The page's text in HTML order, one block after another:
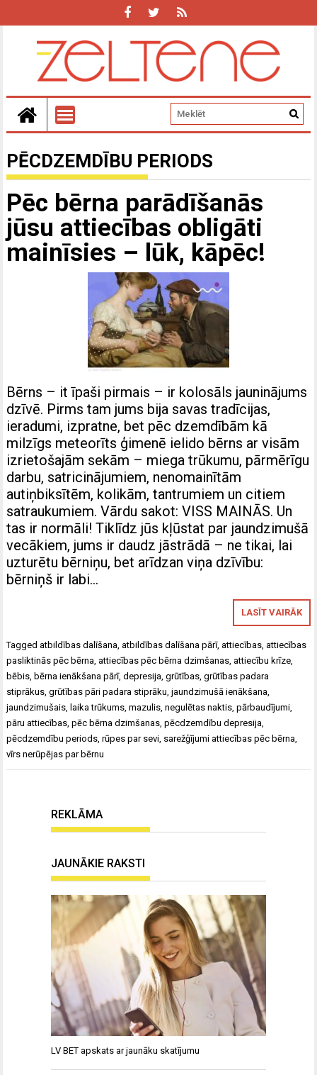
PĒCDZEMDĪBU PERIODS
Pēc bērna parādīšanās
jūsu attiecības obligāti
mainīsies – lūk, kāpēc!
Bērns – it īpaši pirmais – ir kolosāls jauninājums
dzīvē. Pirms tam jums bija savas tradīcijas,
ieradumi, izpratne, bet pēc dzemdībām kā
milzīgs meteorīts ģimenē ielido bērns ar visām
izrietošajām sekām – miega trūkumu, pārmērīgu
darbu, satricinājumiem, nenomainītām
autiņbiksītēm, kolikām, tantrumiem un citiem
satraukumiem. Vārdu sakot: VISS MAINĀS. Un
tas ir normāli! Tiklīdz jūs kļūstat par jaundzimušā
vecākiem, jums ir daudz jāstrādā – ne tikai, lai
uzturētu bērniņu, bet arīdzan viņa dzīvību:
bērniņš ir labi…
LASĪT VAIRĀK
Taggedatbildības dalīšana ,atbildības dalīšana pārī,attiecības ,attiecības
pasliktinās pēc bērna ,attiecības pēc bērna dzimšanas ,attiecību krīze
bēbis ,bērna ienākšana pārī,depresija ,grūtības ,grūtības padara
stiprākus ,grūtības pāri padara stiprāku ,jaundzimušā ienākšana
jaundzimušais ,laika trūkums ,mazulis ,negulētas naktis ,pārbaudījumi
pāru attiecības ,pēc bērna dzimšanas ,pēcdzemdību depresija
pēcdzemdību periods ,rūpes par sevi sarežģījumi attiecības pēc bērna
vīrs nerūpējas par bērnu
REKLĀMA
JAUNĀKIE RAKSTI
LV BET apskats ar jaunāku skatījumu